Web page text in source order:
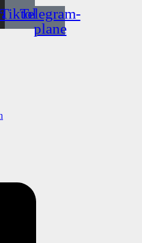
TiktokTelegram-
plane